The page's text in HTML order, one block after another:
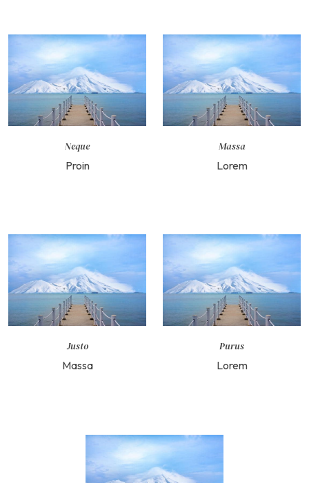
Neque
Proin
Massa
Lorem
Justo
Massa
Purus
Lorem